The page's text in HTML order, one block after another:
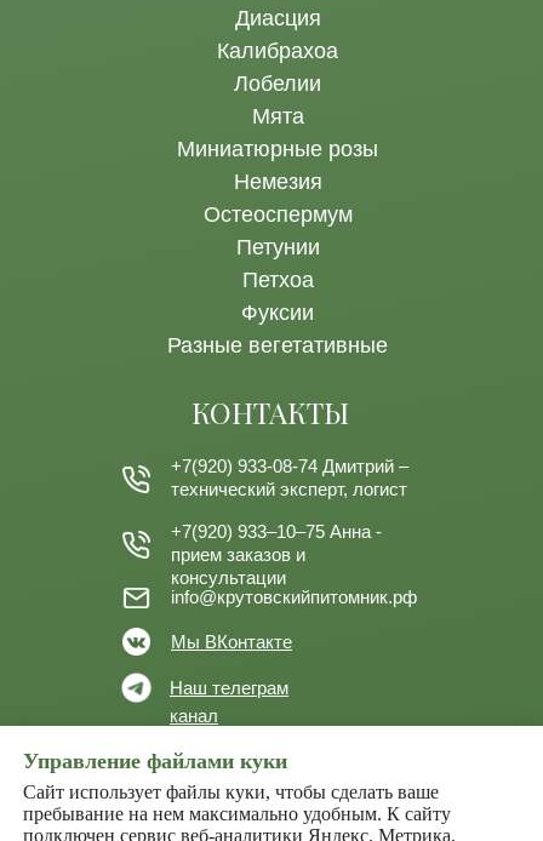
Управление файлами куки
Сайт использует файлы куки, чтобы сделать ваше
пребывание на нем максимально удобным. К cайту
подключен сервис веб-аналитики Яндекс. Метрика,
КОНТАКТЫ
Согласие на обработку персональных данных
Политика конфиденциальности
info@крутовскийпитомник.рф
Мы ВКонтакте
+7(920) 933–10–75 Анна -
прием заказов и
консультации
+7(920) 933-08-74 Дмитрий –
технический эксперт, логист
Диасция
Калибрахоа
Лобелии
Мята
Миниатюрные розы
Немезия
Остеоспермум
Петунии
Петхоа
Фуксии
Разные вегетативные
Наш телеграм
канал